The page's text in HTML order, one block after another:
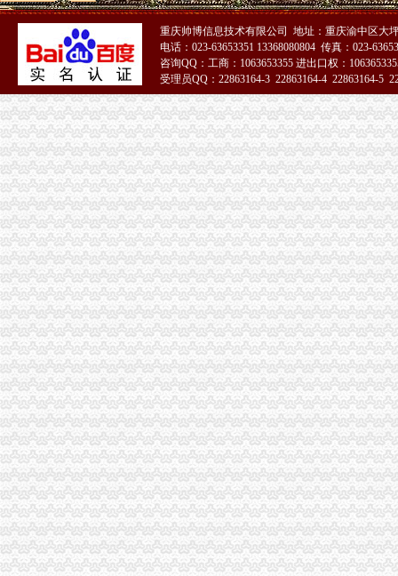
重庆出售：渝中区大坪虎头岩转盘1楼临街门面超大外摆空间-重庆爱
渝中区虎头岩
渝中区虎头岩片区协信阿卡迪亚商铺出售,渝中大坪总部城月租6800小
现房！现房！渝中区虎头岩揽江雅苑小洋房在售！,渝中区经纬大道虎
高九路.虎头岩_渝中区租房_渝房网
现房！现房！渝中区虎头岩揽江雅苑小洋房在售！！！,渝中区经纬大
重庆渝中区虎头岩社区办理低保是每月的1-10号吗？-爱问知识人
虎头岩隧道-渝中区POI数据-重庆市POI数据-中国POI数据
【7图】（出售）渝中区虎头岩协信品质小区精装两房,重庆渝中大坪
地址：重庆渝中区大坪总部城虎头岩中悦健身房【重庆健身房吧】_百
大坪虎头岩渝中区车管所在哪里啊？-重庆摩友交流区-摩托车论坛-
重庆出售：渝中区虎头岩转盘火锅一条街门面出售-重庆爱问分类
漫步虎头岩山脊观光道望美丽山城|渝中区|山脊|长和_新浪新闻
重庆市渝中区邹容公园→虎头岩—在线播放—优酷网,高清在线
渝中区虎头岩转盘改造工程下月完工--时政--人民网
渝中区虎头岩转盘改造工程下月完工_房产重庆站_腾讯网
重庆海外旅业（旅行社）集团有限公司渝中区虎头岩门市部
渝中区虎头岩片区协信阿卡迪亚商铺出售,渝中大坪总部城月租6800小
重庆渝中区大坪虎头岩_正版商业图片_昵图网nipic.com
每天年审渝中区车管所,虎头岩到底在哪里？-开车那些事-买车用车-重
渝中区虎头岩一工地凌晨仍在施工环保局依法查处_重庆频道_凤凰网
渝中区虎头岩揽江雅苑楼盘涉嫌违规收取高额团购费_重庆市公开
重庆渝中虎头岩中环广场_招商项目_商业地产中国招商网
重庆市渝中区人民
重庆虎头岩是不是属于渝中区？-家居装修互动问答
虎头岩隧道-渝中区POI数据-重庆市POI数据-中国POI数据
重庆渝中区虎头岩社区办理低保是每月的1-10号吗？-爱问知识人
渝中区虎头岩隧道上直行车道设为公交专用车道,并能通行的小车扣分
渝中区虎头岩虎歇路规划设计不合理,导致汽车噪音、喇叭声噪音污
期待渝中区为虎头岩健身步道（山城公园）修一个厕所-重庆网络
渝中虎头岩隧道口一汽车着火未造员伤亡_新浪重庆_新浪网
重庆帅博信息技术有限公司 地址：重庆渝中区大
电话：023-63653351 13368080804 传真：023-
咨询QQ：工商：1063653355 进出口权：
受理员QQ：22863164-3 22863164-4 22863164-5
51La